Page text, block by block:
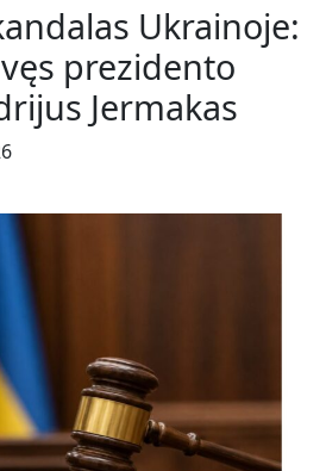
Ukrainoje:
prezidento
Jermakas